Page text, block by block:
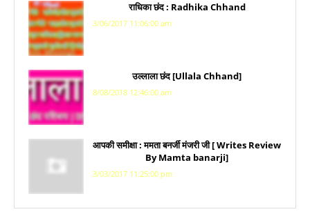
राधिका छंद : Radhika Chhand
3/06/2017 11:06:00 am
उल्लाला छंद [Ullala Chhand]
8/08/2018 12:46:00 am
आपकी समीक्षा : ममता बनर्जी मंजरी जी [ Writes Review
By Mamta banarji]
3/03/2017 11:25:00 pm